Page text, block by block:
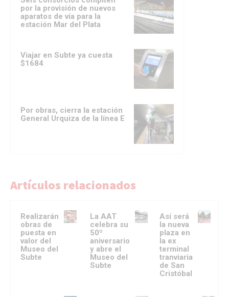
por la provisión de nuevos
aparatos de vía para la
estación Mar del Plata
Viajar en Subte ya cuesta
$1684
Por obras, cierra la estación
General Urquiza de la línea E
Artículos relacionados
Realizarán
obras de
puesta en
valor del
Museo del
Subte
La AAT
celebra su
50º
aniversario
y abre el
Museo del
Subte
Así será
la nueva
plaza en
la ex
terminal
tranviaria
de San
Cristóbal